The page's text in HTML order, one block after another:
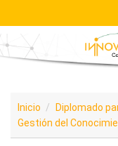
Pasar al contenido
Inicio
Diplomado
Gestión del